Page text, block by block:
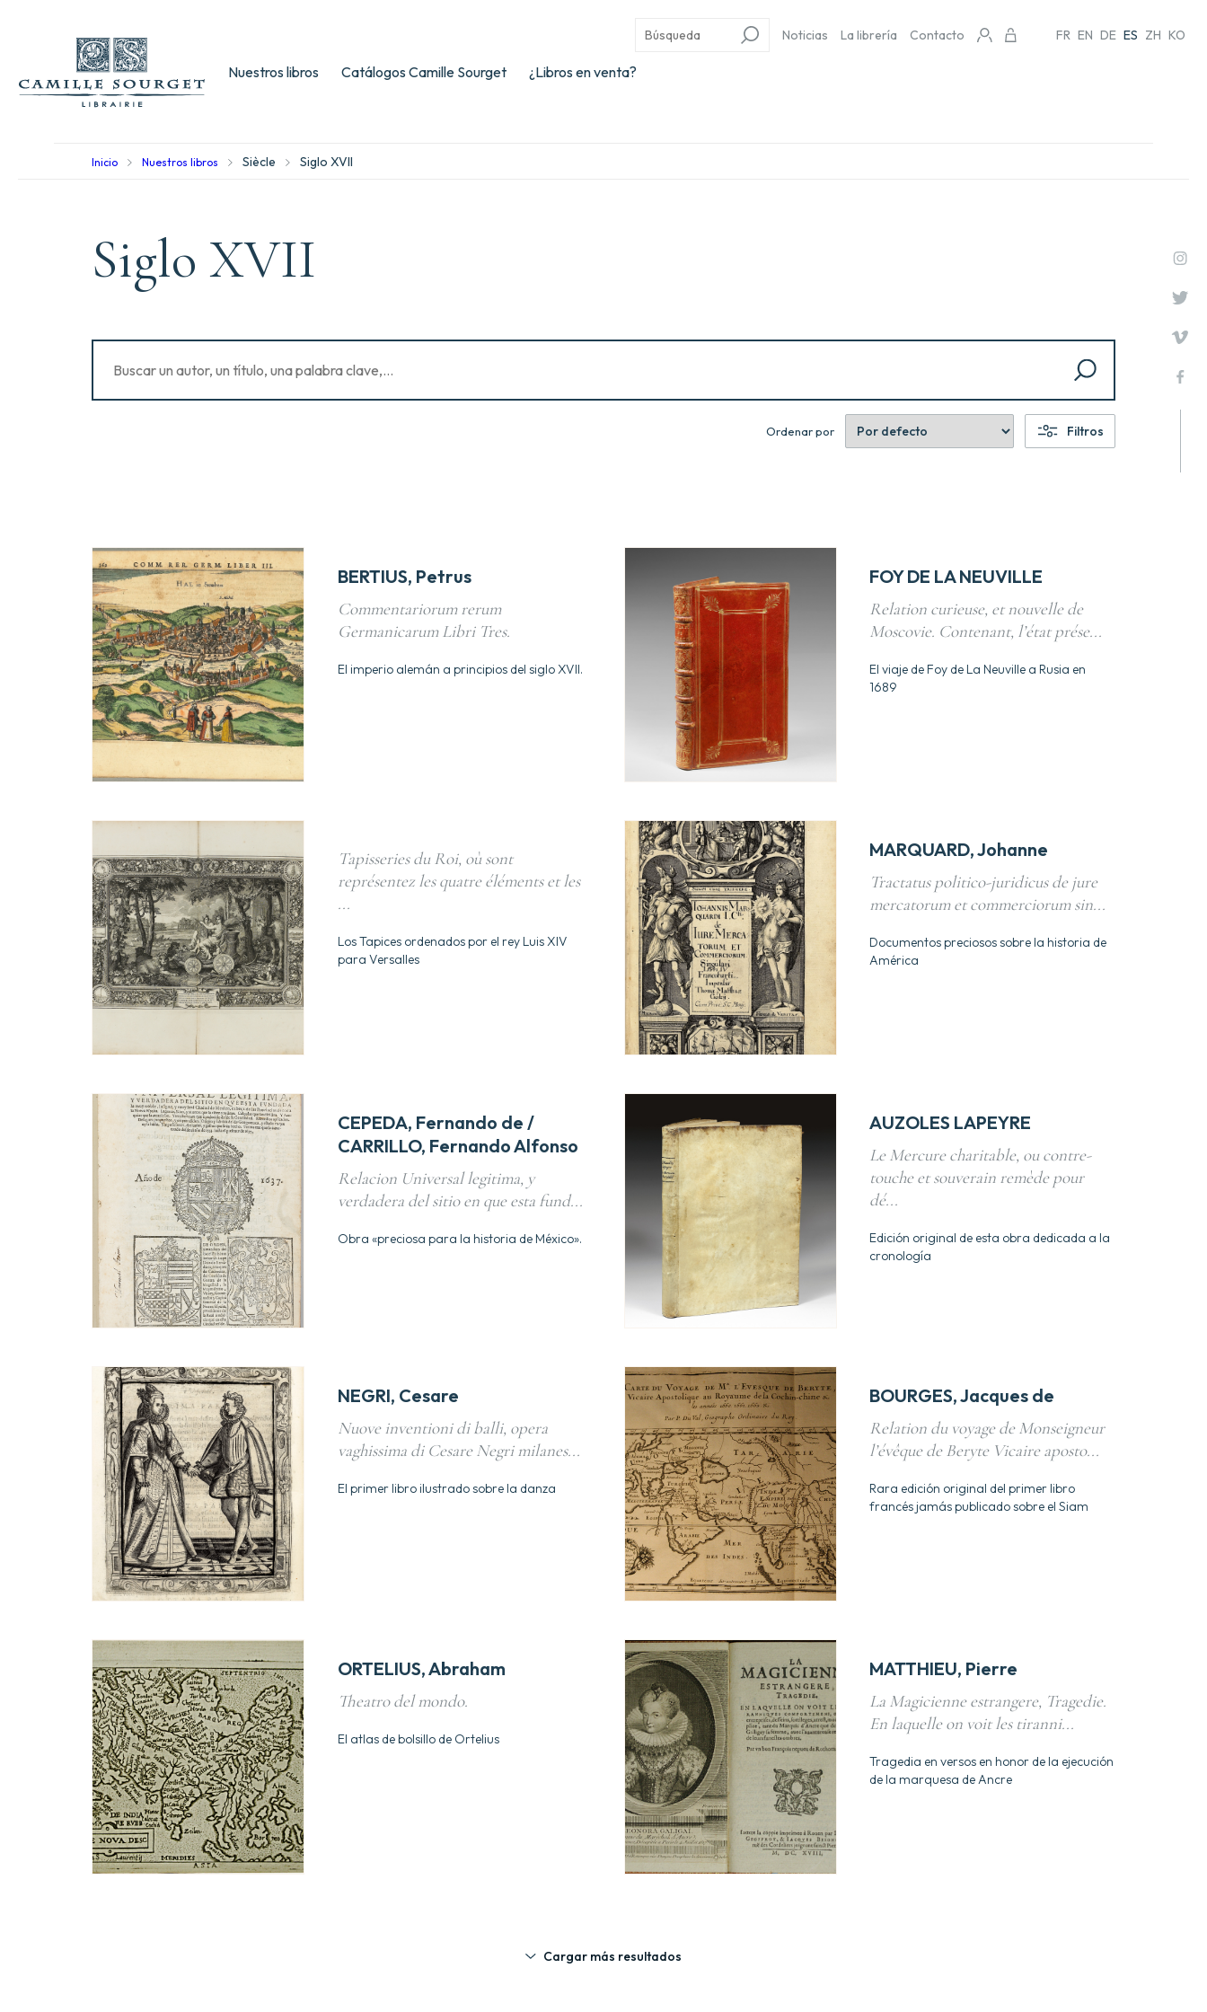
Nuestros libros Catálogos Camille Sourget ¿Libros en venta?
Noticias La librería Contacto FR EN DE ES ZH KO
Inicio Nuestros libros Siècle Siglo XVII
Siglo XVII
Ordenar por Filtros
BERTIUS, Petrus
Commentariorum rerum
Germanicarum Libri Tres.
El imperio alemán a principios del siglo XVII.
FOY DE LA NEUVILLE
Relation curieuse, et nouvelle de
Moscovie. Contenant, l’état prése...
El viaje de Foy de La Neuville a Rusia en
1689
Tapisseries du Roi, où sont
représentez les quatre éléments et les
...
Los Tapices ordenados por el rey Luis XIV
para Versalles
MARQUARD, Johanne
Tractatus politico-juridicus de jure
mercatorum et commerciorum sin...
Documentos preciosos sobre la historia de
América
CEPEDA, Fernando de /
CARRILLO, Fernando Alfonso
Relacion Universal legitima, y
verdadera del sitio en que esta fund...
Obra «preciosa para la historia de México».
AUZOLES LAPEYRE
Le Mercure charitable, ou contre-
touche et souverain remède pour
dé...
Edición original de esta obra dedicada a la
cronología
NEGRI, Cesare
Nuove inventioni di balli, opera
vaghissima di Cesare Negri milanes...
El primer libro ilustrado sobre la danza
BOURGES, Jacques de
Relation du voyage de Monseigneur
l’évêque de Beryte Vicaire aposto...
Rara edición original del primer libro
francés jamás publicado sobre el Siam
ORTELIUS, Abraham
Theatro del mondo.
El atlas de bolsillo de Ortelius
MATTHIEU, Pierre
La Magicienne estrangere, Tragedie.
En laquelle on voit les tiranni...
Tragedia en versos en honor de la ejecución
de la marquesa de Ancre
Cargar más resultados